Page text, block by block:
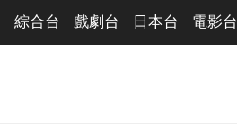
綜合台 戲劇台 日本台 電影台